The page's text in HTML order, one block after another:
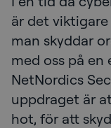
är det
man skyddar
med oss på en
NetNordics
uppdraget är
hot, för att